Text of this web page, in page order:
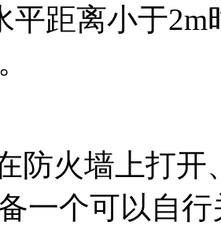
平距离小于
防火墙上打
一个可以自